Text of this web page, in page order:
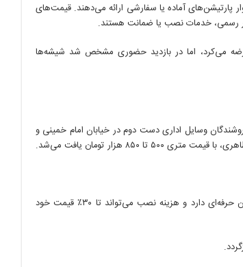
پارتیشن‌های آماده یا سفارشی ارائه می‌دهند. قیمت‌های
رسمی، خدمات نصب یا ضمانت هستند.
شیشه‌ای تک‌جداره با شیشه ۶ میل را با قیمت متری ۷۵۰ هزار تومان عرضه می‌کرد، اما در بازدید حضوری مشخص شد شیشه‌ها
وسایل اداری دست دوم در خیابان امام خمینی و
هزار تومان یافت می‌شد.
نکته مهمی که باید توجه داشت این است که جابجایی و نصب مجدد این نوع پارتیشن‌ها معمولاً نیاز به تکنسین حرفه‌ای دارد و هزینه نصب می‌تواند تا ۳۰٪ قیمت خود